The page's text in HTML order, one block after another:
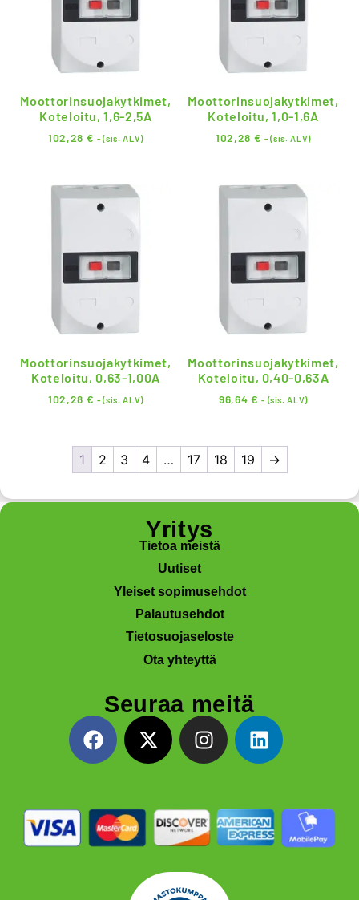
Moottorinsuojakytkimet,
Koteloitu, 1,6-2,5A
102,28 € - (sis. ALV)
Moottorinsuojakytkimet,
Koteloitu, 1,0-1,6A
102,28 € - (sis. ALV)
Moottorinsuojakytkimet,
Koteloitu, 0,63-1,00A
102,28 € - (sis. ALV)
Moottorinsuojakytkimet,
Koteloitu, 0,40-0,63A
96,64 € - (sis. ALV)
1 2 3 4 … 17 18 19 →
Yritys
Tietoa meistä
Uutiset
Yleiset sopimusehdot
Palautusehdot
Tietosuojaseloste
Ota yhteyttä
Seuraa meitä